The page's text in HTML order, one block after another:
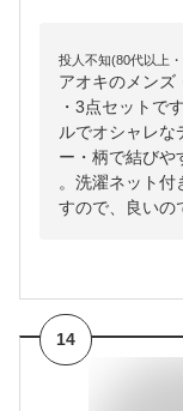
投人不知(80代以上
アオキのメンズ
・3点セットで
ルでオシャレな
ー・柄で結びや
。洗濯ネット付
すので、良いの
14